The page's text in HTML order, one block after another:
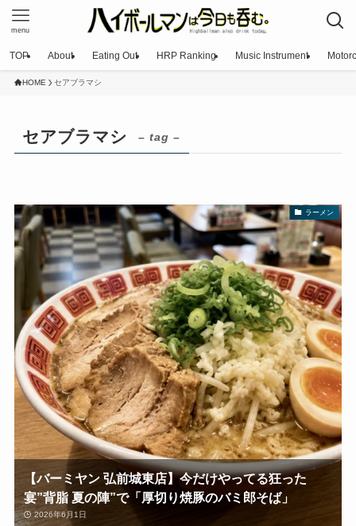
menu
TOP About Eating Out HRP Ranking Music Instrument
HOME セアブラマシ
セアブラマシ – tag –
ラーメン
【バーミヤン 弘前城東店】今だけやってる狂った
宴”背脂 夏の陣”で「厚切り焼豚のバミ郎そば」
2026年6月1日